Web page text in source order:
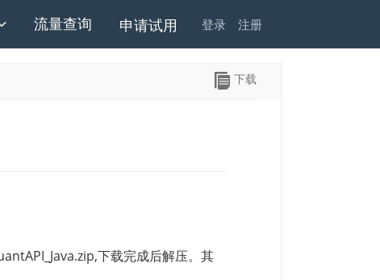
流量查询 申请试用 登录 注册
下载